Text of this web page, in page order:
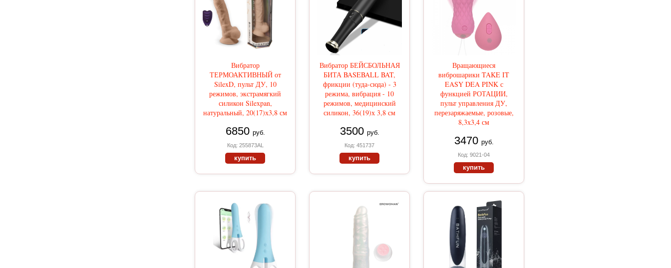
Вибратор
ТЕРМОАКТИВНЫЙ от
SilexD, пульт ДУ, 10
режимов, экстрамягкий
силикон Silexpan,
натуральный, 20(17)х3,8 см
6850 руб.
Код: 255873AL
купить
Вибратор БЕЙСБОЛЬНАЯ
БИТА BASEBALL BAT,
фрикции (туда-сюда) - 3
режима, вибрация - 10
режимов, медицинский
силикон, 36(19)х 3,8 см
3500 руб.
Код: 451737
купить
Вращающиеся
виброшарики TAKE IT
EASY DEA PINK с
функцией РОТАЦИИ,
пульт управления ДУ,
перезаряжаемые, розовые,
8,3х3,4 см
3470 руб.
Код: 9021-04
купить